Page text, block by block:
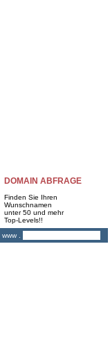
DOMAIN ABFRAGE
Finden Sie Ihren
Wunschnamen
unter 50 und mehr
Top-Levels!!
www .